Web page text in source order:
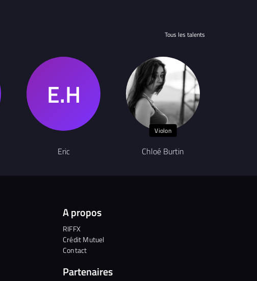
Tous les talents
Eric
Violon
Chloé Burtin
A propos
RIFFX
Crédit Mutuel
Contact
Partenaires